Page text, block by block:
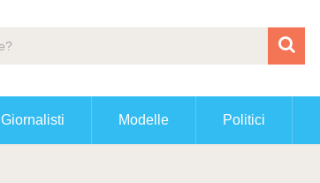
Giornalisti Modelle Politici